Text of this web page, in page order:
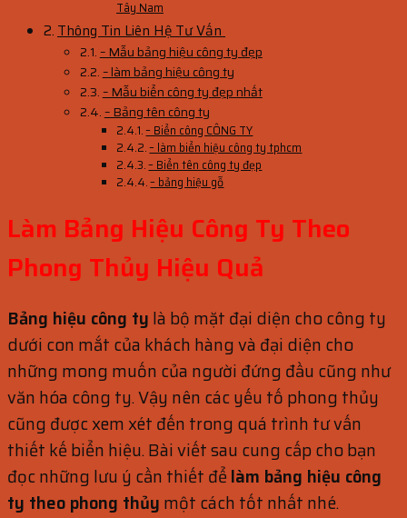
Tây Nam
Thông Tin Liên Hệ Tư Vấn
– Mẫu bảng hiệu công ty đẹp
– làm bảng hiệu công ty
– Mẫu biển công ty đẹp nhất
– Bảng tên công ty
– Biển công CÔNG TY
– làm biển hiệu công ty tphcm
– Biển tên công ty đẹp
– bảng hiệu gỗ
Làm Bảng Hiệu Công Ty Theo
Phong Thủy Hiệu Quả
Bảng hiệu công ty là bộ mặt đại diện cho công ty
dưới con mắt của khách hàng và đại diện cho
những mong muốn của người đứng đầu cũng như
văn hóa công ty. Vậy nên các yếu tố phong thủy
cũng được xem xét đến trong quá trình tư vấn
thiết kế biển hiệu. Bài viết sau cung cấp cho bạn
đọc những lưu ý cần thiết để làm bảng hiệu công
ty theo phong thủy một cách tốt nhất nhé.